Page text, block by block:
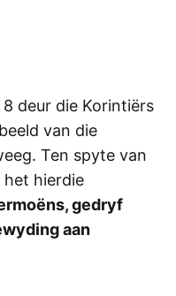
deur die Korintiërs
van die
Ten spyte van
het hierdie
gedryf
aan